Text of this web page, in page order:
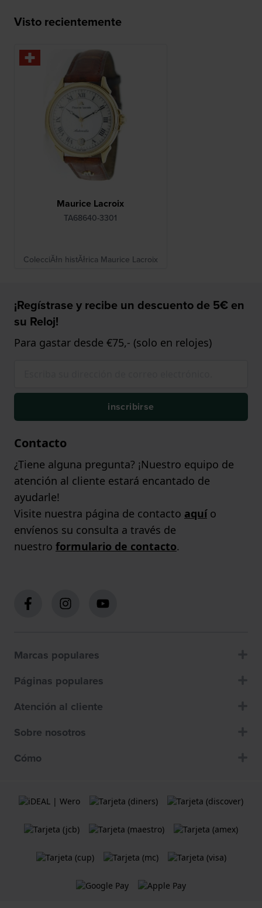
Visto recientemente
Maurice Lacroix
TA68640-3301
ColecciĂłn histĂłrica Maurice Lacroix
¡Regístrase y recibe un descuento de 5€ en
su Reloj!
Para gastar desde €75,- (solo en relojes)
inscribirse
Contacto
¿Tiene alguna pregunta? ¡Nuestro equipo de
atención al cliente estará encantado de
ayudarle!
Visite nuestra página de contacto aquío
envíenos su consulta a través de
nuestro formulario de contacto.
Marcas populares
Páginas populares
Atención al cliente
Sobre nosotros
Cómo